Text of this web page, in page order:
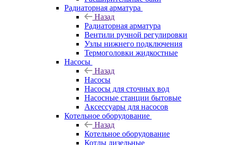
Радиаторная арматура
Назад
Радиаторная арматура
Вентили ручной регулировки
Узлы нижнего подключения
Термоголовки жидкостные
Насосы
Назад
Насосы
Насосы для сточных вод
Насосные станции бытовые
Аксессуары для насосов
Котельное оборудование
Назад
Котельное оборудование
Котлы дизельные